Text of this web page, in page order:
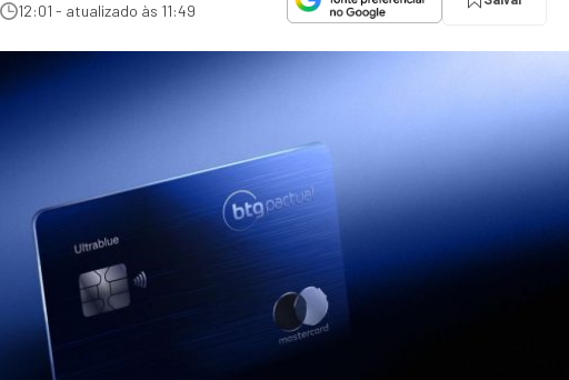
12:01 - atualizado às 11:49